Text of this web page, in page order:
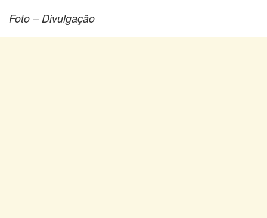
Foto – Divulgação